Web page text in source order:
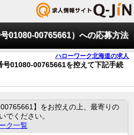
01080-00765661）への応募方法
ハローワーク北海道の求人
号01080-00765661を控えて下記手続
】をお控えの上、最寄りの
でください。
ク一覧